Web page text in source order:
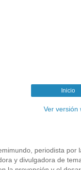
Inicio
Ver versión
periodista
y divulgadora de